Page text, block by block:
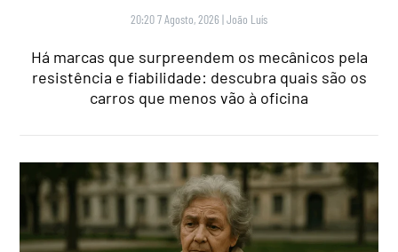
20:20 7 Agosto, 2026 |João Luís
Há marcas que surpreendem os mecânicos pela
resistência e fiabilidade: descubra quais são os
carros que menos vão à oficina